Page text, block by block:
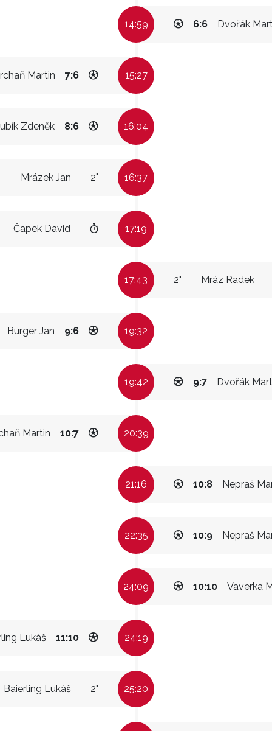
14:59 Dvořák
6:6
Martin 7:6 15:27
Zdeněk 8:6 16:04
Mrázek Jan 2" 16:37
Čapek David 17:19
17:43 Mráz Radek
2"
Bürger Jan 9:6 19:32
19:42 Dvořák
9:7
Martin 10:7 20:39
21:16 Nepraš
10:8
22:35 Nepraš
10:9
24:09 Vaverka
10:10
Lukáš 11:10 24:19
Baierling Lukáš 2" 25:20